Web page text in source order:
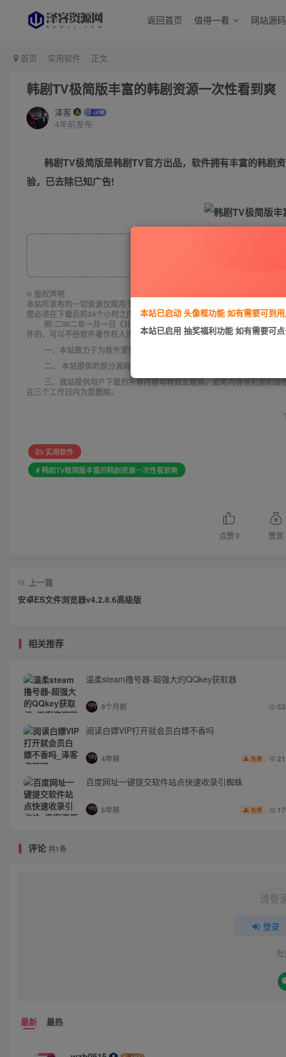
返回首页 值得一看 网站源码
首页 实用软件 正文
韩剧TV极简版丰富的韩剧资源一次性看到爽
泽客
4年前发布
韩剧TV极简版是韩剧TV官方出品，软件拥有丰富的韩剧
验，已去除已知广告!
此处内容已隐
© 版权声明
本站所发布的一切资源仅限用于学习和研究目的;不得将上述内容用于商业
您必须在下载后的24个小时之内，从您的电脑中彻底删除上述内容。如果您
附:二00二年一月一日《计算机软件保护条例》第十七条规定:为了学习
件的，可以不经软件著作权人许可，不向其支付报酬!鉴于此，也希望大家按
一、本站致力于为软件爱好者提供国内外软件开发技术和软件共享，着
二、 本站提供的部分源码下载文件为网络共享资源，请于下载后的24
三、我站提供用户下载的所有内容均转自互联网。如有内容侵犯您的
在三个工作日内为您删除。
实用软件
# 韩剧TV极简版丰富的韩剧资源一次性看到爽
点赞0 赞赏
上一篇
安卓ES文件浏览器v4.2.8.6高级版
相关推荐
温柔steam撸号器-超强大的QQkey获取器
9个月前
阅读白嫖VIP打开就会员白嫖不香吗
4年前 免费
百度网址一键提交软件站点快速收录引蜘蛛
5年前 免费
评论 共1条
请登
登录
最新 最热
本站已启动 头像框功能 如有需要可到
本站已启用 抽奖福利功能 如有需要可